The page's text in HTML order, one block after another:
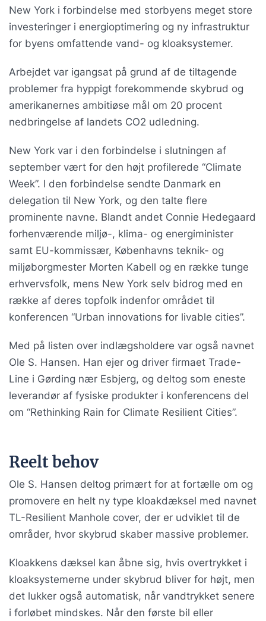
New York i forbindelse med storbyens meget store
investeringer i energioptimering og ny infrastruktur
for byens omfattende vand- og kloaksystemer.
Arbejdet var igangsat på grund af de tiltagende
problemer fra hyppigt forekommende skybrud og
amerikanernes ambitiøse mål om 20 procent
nedbringelse af landets CO2 udledning.
New York var i den forbindelse i slutningen af
september vært for den højt profilerede “Climate
Week”. I den forbindelse sendte Danmark en
delegation til New York, og den talte flere
prominente navne. Blandt andet Connie Hedegaard
forhenværende miljø-, klima- og energiminister
samt EU-kommissær, Københavns teknik- og
miljøborgmester Morten Kabell og en række tunge
erhvervsfolk, mens New York selv bidrog med en
række af deres topfolk indenfor området til
konferencen “Urban innovations for livable cities”.
Med på listen over indlægsholdere var også navnet
Ole S. Hansen. Han ejer og driver firmaet Trade-
Line i Gørding nær Esbjerg, og deltog som eneste
leverandør af fysiske produkter i konferencens del
om “Rethinking Rain for Climate Resilient Cities”.
Reelt behov
Ole S. Hansen deltog primært for at fortælle om og
promovere en helt ny type kloakdæksel med navnet
TL-Resilient Manhole cover, der er udviklet til de
områder, hvor skybrud skaber massive problemer.
Kloakkens dæksel kan åbne sig, hvis overtrykket i
kloaksystemerne under skybrud bliver for højt, men
det lukker også automatisk, når vandtrykket senere
i forløbet mindskes. Når den første bil eller